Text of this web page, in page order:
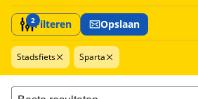
2Filteren Opslaan
Stadsfiets Sparta